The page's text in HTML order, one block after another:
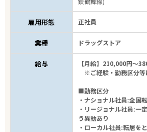
雇用形態 正社員
業種 ドラッグストア
給与
【月給】210,000円～
※ご経験・勤務区分等
■勤務区分
・ナショナル社員:全国
・リージョナル社員:一
う異動あり
・ローカル社員:転居を